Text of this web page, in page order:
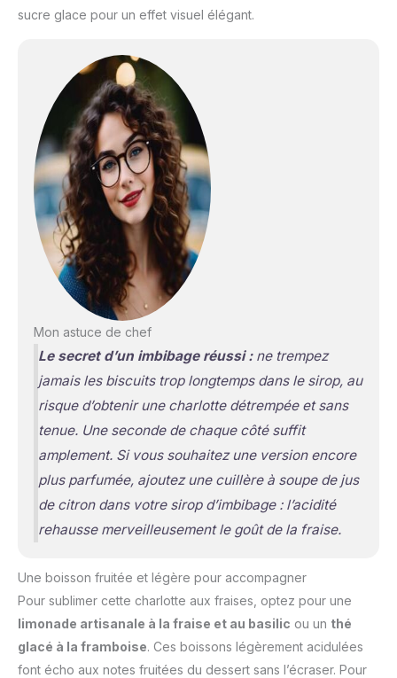
sucre glace pour un effet visuel élégant.
Mon astuce de chef
Le secret d’un imbibage réussi :ne trempez
jamais les biscuits trop longtemps dans le sirop, au
risque d’obtenir une charlotte détrempée et sans
tenue. Une seconde de chaque côté suffit
amplement. Si vous souhaitez une version encore
plus parfumée, ajoutez une cuillère à soupe de jus
de citron dans votre sirop d’imbibage : l’acidité
rehausse merveilleusement le goût de la fraise.
Une boisson fruitée et légère pour accompagner
Pour sublimer cette charlotte aux fraises, optez pour une
limonade artisanale à la fraise et au basilic ou un thé
glacé à la framboise. Ces boissons légèrement acidulées
font écho aux notes fruitées du dessert sans l’écraser. Pour